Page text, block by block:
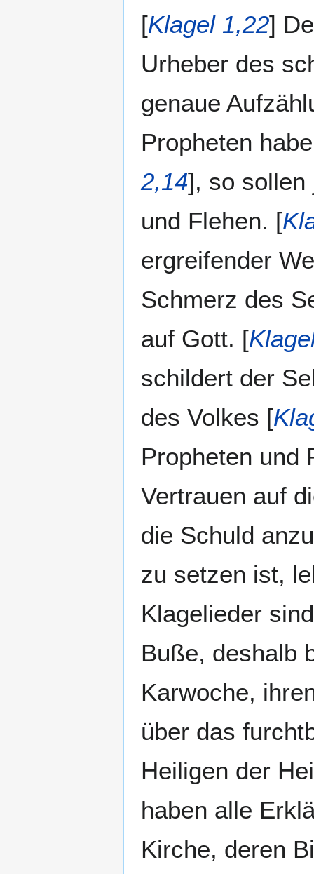
[Klagel 1,22]
Urheber des
genaue
Propheten
2,14], so sollen
und Flehen. [
ergreifender
Schmerz des
auf Gott. [
schildert der
des Volkes [
Propheten und
Vertrauen auf
die Schuld
zu setzen ist,
Klagelieder
Buße, deshalb
Karwoche,
über das
Heiligen der
haben alle
Kirche, deren